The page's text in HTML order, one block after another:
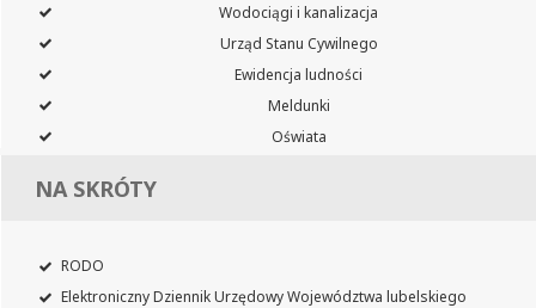
Wodociągi i kanalizacja
Urząd Stanu Cywilnego
Ewidencja ludności
Meldunki
Oświata
NA SKRÓTY
RODO
Elektroniczny Dziennik Urzędowy Województwa lubelskiego